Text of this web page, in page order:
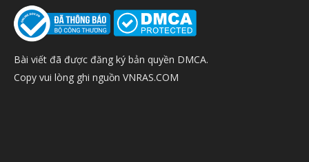
Bài viết đã được đăng ký bản quyền DMCA.
Copy vui lòng ghi nguồn VNRAS.COM